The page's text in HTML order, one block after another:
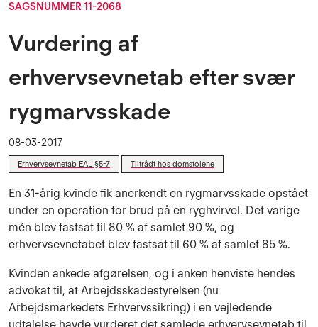
SAGSNUMMER 11-2068
Vurdering af
erhvervsevnetab efter svær
rygmarvsskade
08-03-2017
Erhvervsevnetab EAL §5-7 Tiltrådt hos domstolene
En 31-årig kvinde fik anerkendt en rygmarvsskade opstået
under en operation for brud på en ryghvirvel. Det varige
mén blev fastsat til 80 % af samlet 90 %, og
erhvervsevnetabet blev fastsat til 60 % af samlet 85 %.
Kvinden ankede afgørelsen, og i anken henviste hendes
advokat til, at Arbejdsskadestyrelsen (nu
Arbejdsmarkedets Erhvervssikring) i en vejledende
udtalelse havde vurderet det samlede erhvervsevnetab til